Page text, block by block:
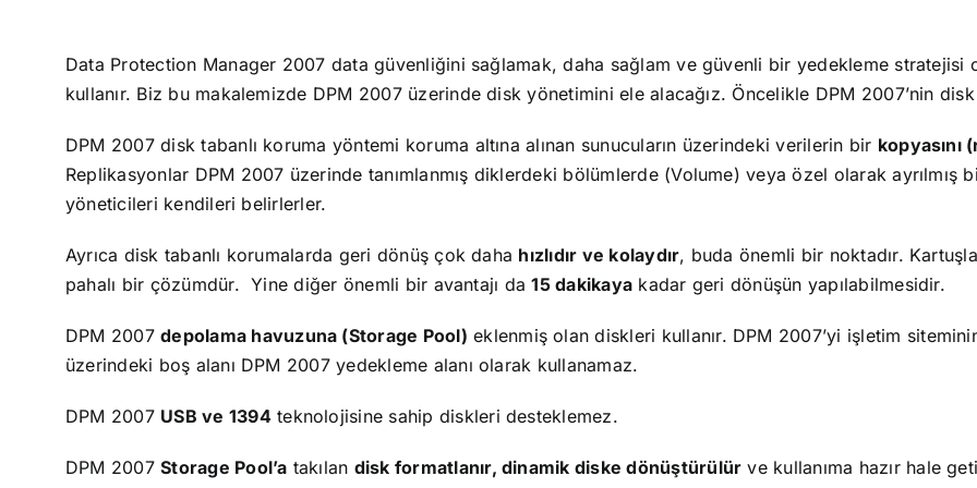
Data Protection Manager 2007 data güvenliğini sağlamak, daha sağlam ve güvenli bir yedekleme stratejisi
kullanır. Biz bu makalemizde DPM 2007 üzerinde disk yönetimini ele alacağız. Öncelikle DPM 2007’nin disk
DPM 2007 disk tabanlı koruma yöntemi koruma altına alınan sunucuların üzerindeki verilerin bir kopyasını
Replikasyonlar DPM 2007 üzerinde tanımlanmış diklerdeki bölümlerde (Volume) veya özel olarak
yöneticileri kendileri belirlerler.
Ayrıca disk tabanlı korumalarda geri dönüş çok daha hızlıdır ve kolaydır, buda önemli bir noktadır.
pahalı bir çözümdür. Yine diğer önemli bir avantajı da15 dakikaya kadar geri dönüşün yapılabilmesidir.
DPM 2007depolama havuzuna (Storage Pool) eklenmiş olan diskleri kullanır. DPM 2007’yi işletim
üzerindeki boş alanı DPM 2007 yedekleme alanı olarak kullanamaz.
DPM 2007 USB ve 1394teknolojisine sahip diskleri desteklemez.
DPM 2007Storage Pool’a takılan disk formatlanır, dinamik diske dönüştürülür ve kullanıma hazır hale